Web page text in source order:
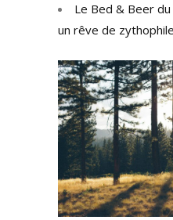
Le Bed & Beer
un rêve de zythophile